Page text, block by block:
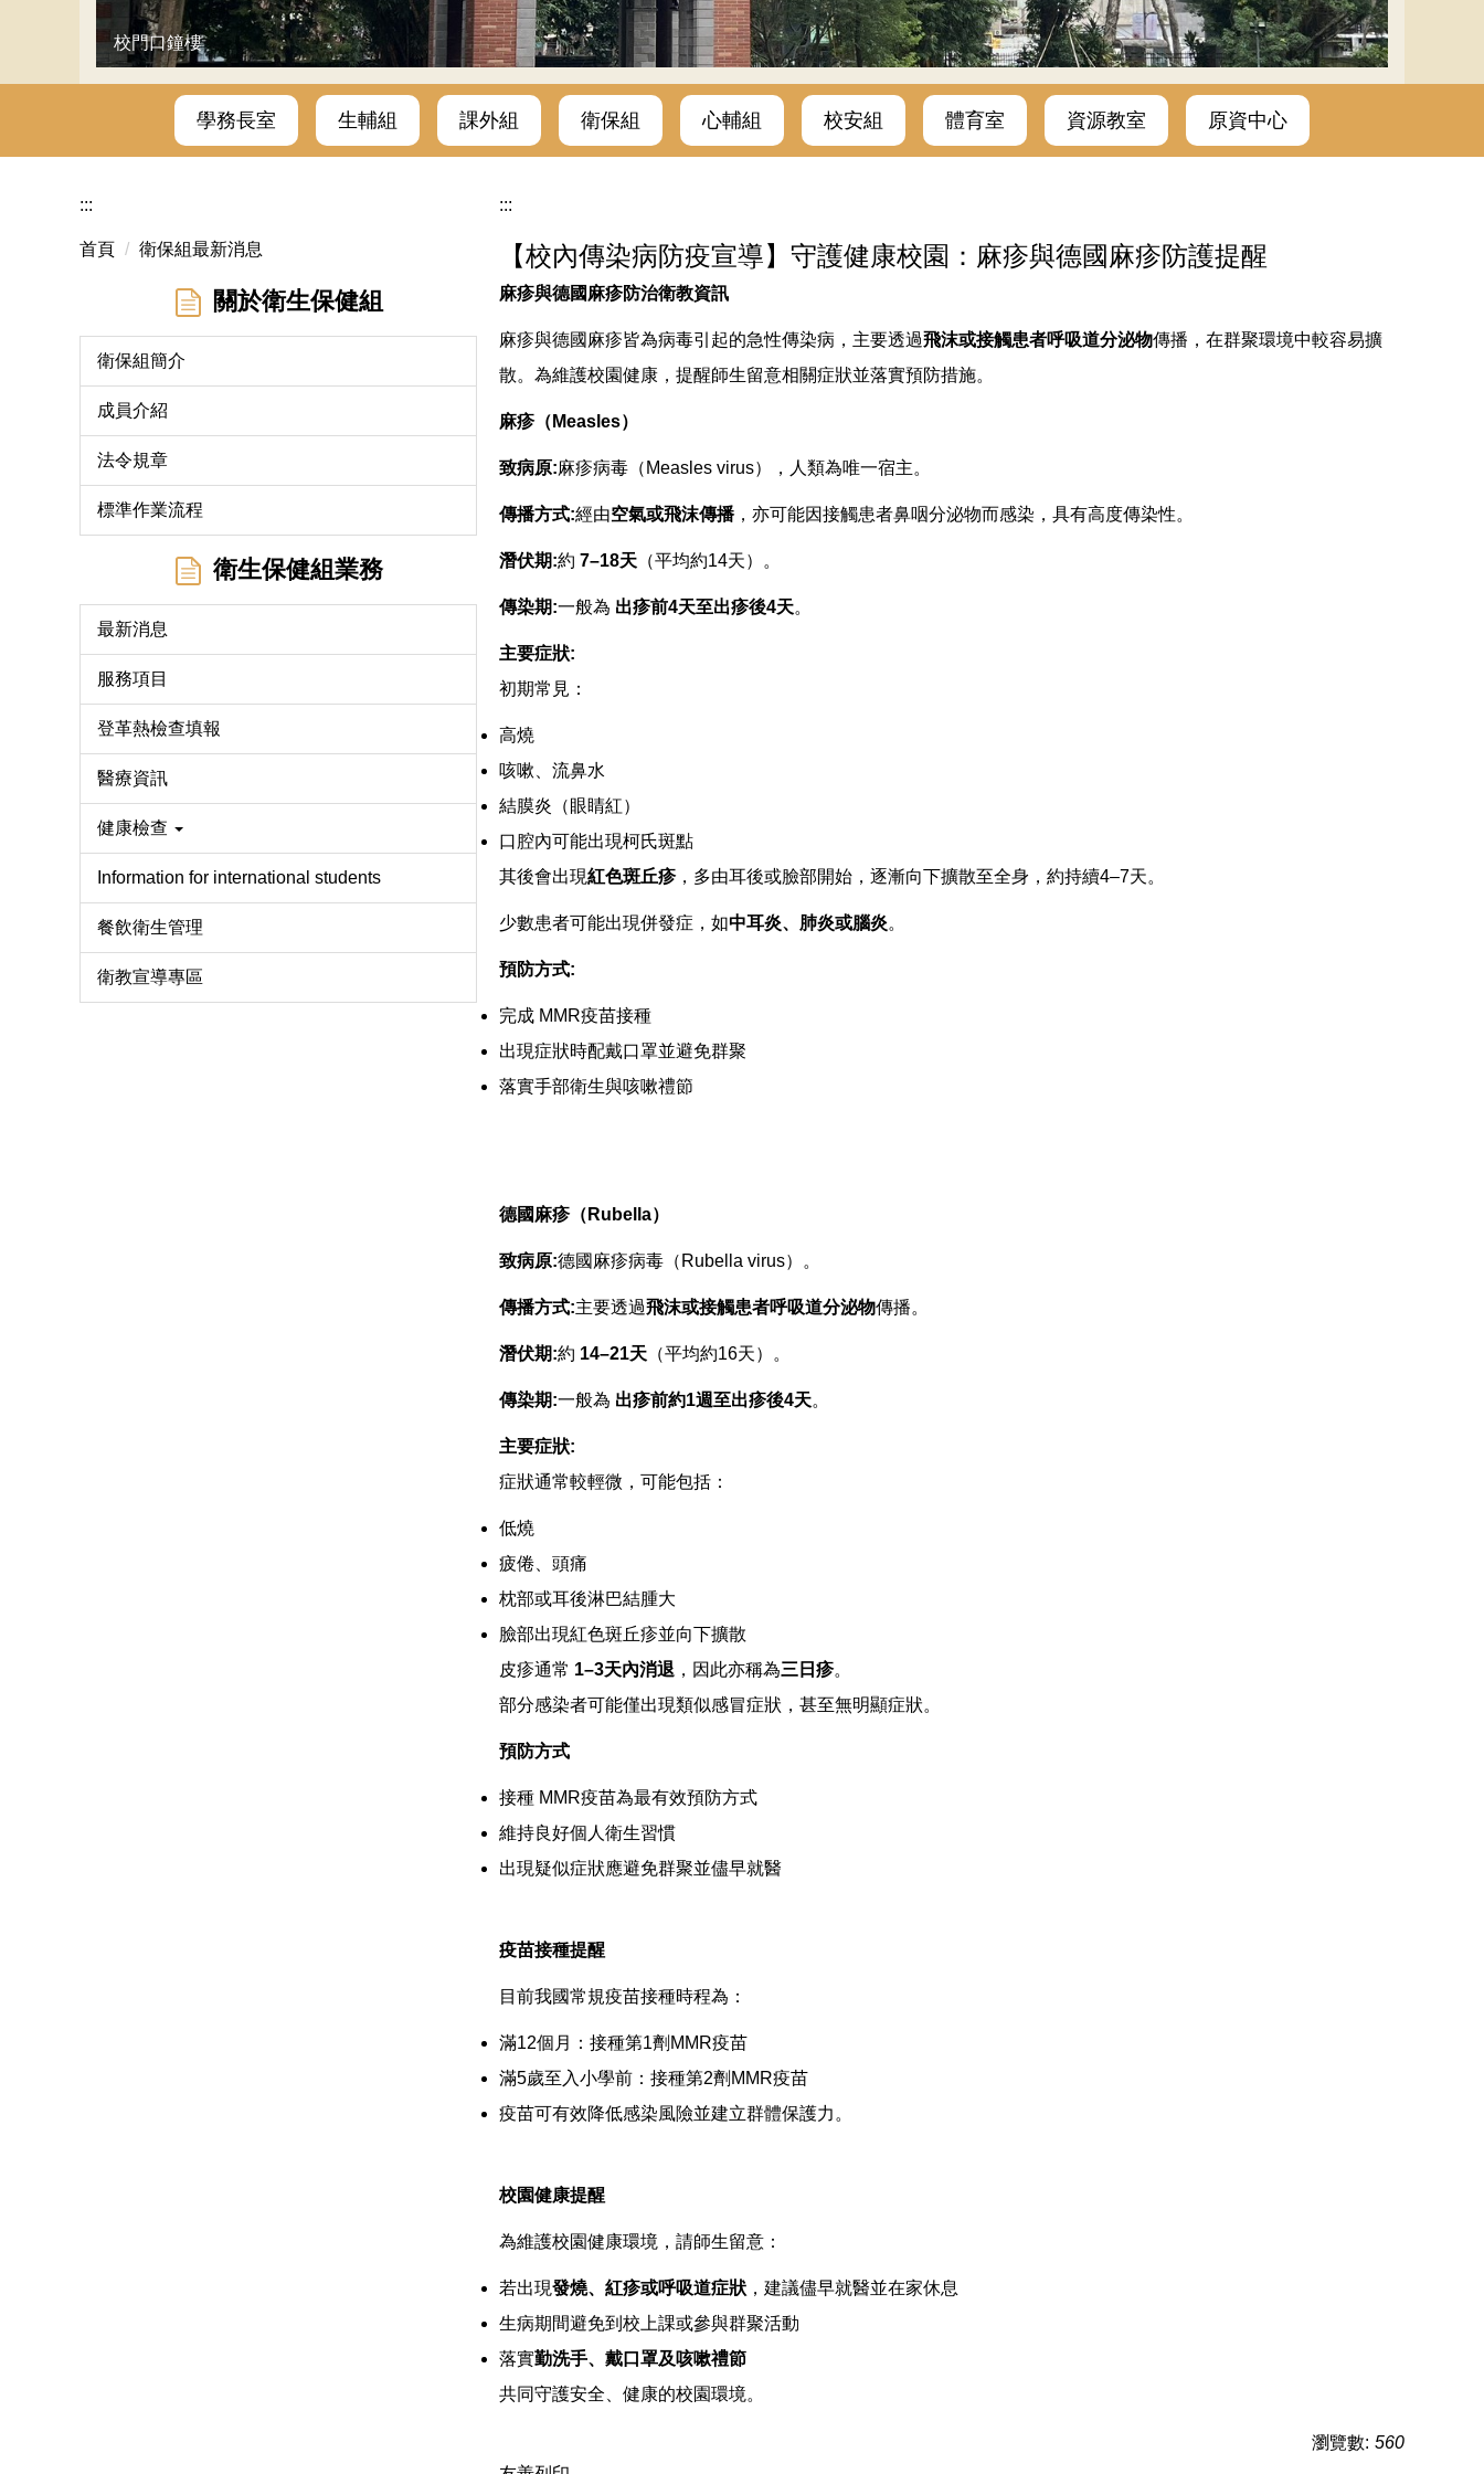
校門口鐘樓
學務長室 生輔組 課外組 衛保組 心輔組 校安組 體育室 資源教室 原資中心
:::
首頁 衛保組最新消息
關於衛生保健組
衛保組簡介
成員介紹
法令規章
標準作業流程
衛生保健組業務
最新消息
服務項目
登革熱檢查填報
醫療資訊
健康檢查
Information for international students
餐飲衛生管理
衛教宣導專區
:::
【校內傳染病防疫宣導】守護健康校園：麻疹與德國麻疹防護提醒
麻疹與德國麻疹防治衛教資訊
麻疹與德國麻疹皆為病毒引起的急性傳染病，主要透過飛沫或接觸患者呼吸道分泌物傳播，在群聚環境中較容易擴
散。為維護校園健康，提醒師生留意相關症狀並落實預防措施。
麻疹（ Measles）
致病原:麻疹病毒（Measles virus），人類為唯一宿主。
傳播方式:經由空氣或飛沫傳播，亦可能因接觸患者鼻咽分泌物而感染，具有高度傳染性。
潛伏期:約 7–18天 （平均約14天）。
傳染期:一般為 出疹前4天至出疹後4天。
主要症狀:
初期常見：
高燒
咳嗽、流鼻水
結膜炎（眼睛紅）
口腔內可能出現柯氏斑點
其後會出現紅色斑丘疹，多由耳後或臉部開始，逐漸向下擴散至全身，約持續4–7天。
少數患者可能出現併發症，如中耳炎、肺炎或腦炎。
預防方式:
完成 MMR疫苗接種
出現症狀時配戴口罩並避免群聚
落實手部衛生與咳嗽禮節
德國麻疹（ Rubella）
致病原:德國麻疹病毒（Rubella virus）。
傳播方式:主要透過飛沫或接觸患者呼吸道分泌物傳播。
潛伏期:約 14–21天 （平均約16天）。
傳染期:一般為 出疹前約1週至出疹後4天。
主要症狀:
症狀通常較輕微，可能包括：
低燒
疲倦、頭痛
枕部或耳後淋巴結腫大
臉部出現紅色斑丘疹並向下擴散
皮疹通常 1–3天內消退 ，因此亦稱為三日疹。
部分感染者可能僅出現類似感冒症狀，甚至無明顯症狀。
預防方式
接種 MMR疫苗為最有效預防方式
維持良好個人衛生習慣
出現疑似症狀應避免群聚並儘早就醫
疫苗接種提醒
目前我國常規疫苗接種時程為：
滿12個月：接種第1劑MMR疫苗
滿5歲至入小學前：接種第2劑MMR疫苗
疫苗可有效降低感染風險並建立群體保護力。
校園健康提醒
為維護校園健康環境，請師生留意：
若出現發燒、紅疹或呼吸道症狀 ，建議儘早就醫並在家休息
生病期間避免到校上課或參與群聚活動
落實勤洗手、戴口罩及咳嗽禮節
共同守護安全、健康的校園環境。
瀏覽數: 560